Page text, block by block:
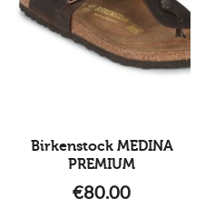
Birkenstock MEDINA
PREMIUM
€80.00